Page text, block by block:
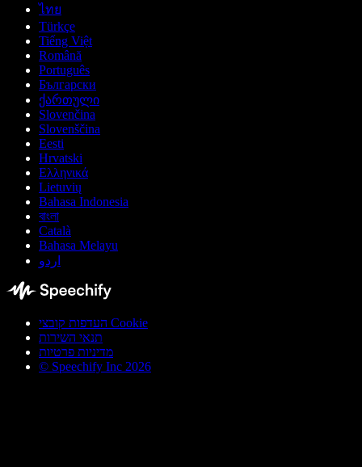
ไทย
Türkçe
Tiếng Việt
Română
Português
Български
ქართული
Slovenčina
Slovenščina
Eesti
Hrvatski
Ελληνικά
Lietuvių
Bahasa Indonesia
বাংলা
Català
Bahasa Melayu
اردو
העדפות קובצי Cookie
תנאי השירות
מדיניות פרטיות
© Speechify Inc 2026